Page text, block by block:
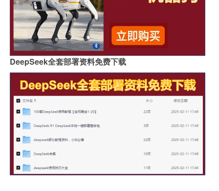
DeepSeek全套部署资料免费下载